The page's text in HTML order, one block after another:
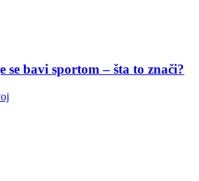
se bavi sportom – šta to znači?